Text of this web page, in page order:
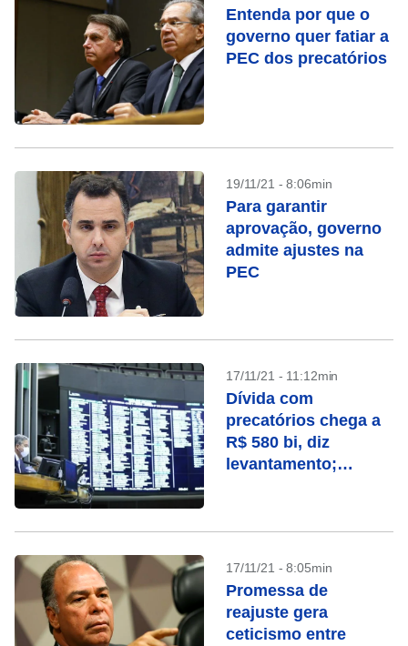
Entenda por que o
governo quer fatiar a
PEC dos precatórios
19/11/21 - 8:06min
Para garantir
aprovação, governo
admite ajustes na
PEC
17/11/21 - 11:12min
Dívida com
precatórios chega a
R$ 580 bi, diz
levantamento;
17/11/21 - 8:05min
Promessa de
reajuste gera
ceticismo entre